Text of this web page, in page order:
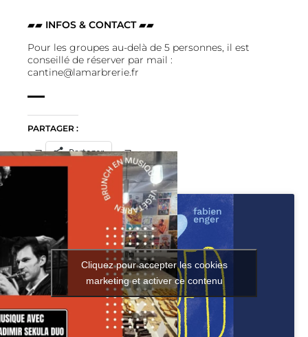
▰▰ INFOS & CONTACT▰▰
Pour les groupes au-delà de 5 personnes, il est
conseillé de réserver par mail :
cantine@lamarbrerie.fr
PARTAGER :
Partager
Cliquez pour accepter les cookies
marketing et activer ce contenu